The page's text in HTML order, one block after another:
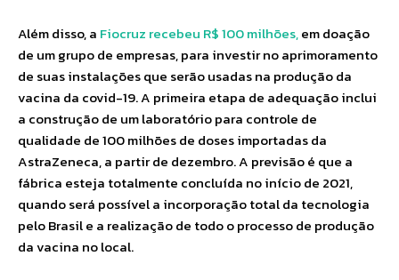
Além disso, a Fiocruz recebeu R$ 100 milhões,em doação
de um grupo de empresas, para investir no aprimoramento
de suas instalações que serão usadas na produção da
vacina da covid-19. A primeira etapa de adequação inclui
a construção de um laboratório para controle de
qualidade de 100 milhões de doses importadas da
AstraZeneca, a partir de dezembro. A previsão é que a
fábrica esteja totalmente concluída no início de 2021,
quando será possível a incorporação total da tecnologia
pelo Brasil e a realização de todo o processo de produção
da vacina no local.